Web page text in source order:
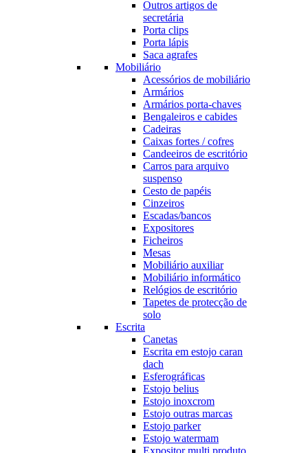
Outros artigos de
secretária
Porta clips
Porta lápis
Saca agrafes
Mobiliário
Acessórios de mobiliário
Armários
Armários porta-chaves
Bengaleiros e cabides
Cadeiras
Caixas fortes / cofres
Candeeiros de escritório
Carros para arquivo
suspenso
Cesto de papéis
Cinzeiros
Escadas/bancos
Expositores
Ficheiros
Mesas
Mobiliário auxiliar
Mobiliário informático
Relógios de escritório
Tapetes de protecção de
solo
Escrita
Canetas
Escrita em estojo caran
dach
Esferográficas
Estojo belius
Estojo inoxcrom
Estojo outras marcas
Estojo parker
Estojo watermam
Expositor multi produto